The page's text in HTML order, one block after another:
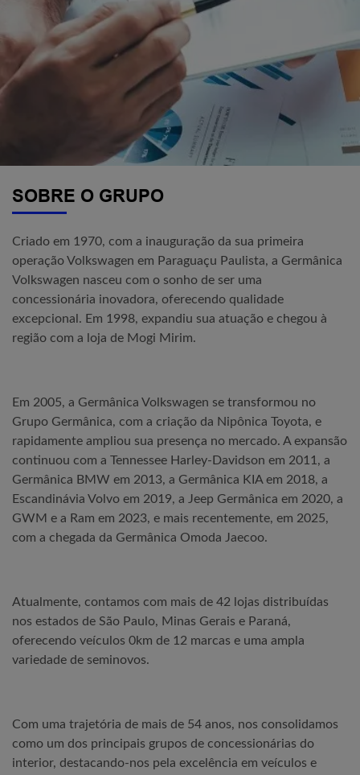
SOBRE O GRUPO
Criado em 1970, com a inauguração da sua primeira
operação Volkswagen em Paraguaçu Paulista, a Germânica
Volkswagen nasceu com o sonho de ser uma
concessionária inovadora, oferecendo qualidade
excepcional. Em 1998, expandiu sua atuação e chegou à
região com a loja de Mogi Mirim.
Em 2005, a Germânica Volkswagen se transformou no
Grupo Germânica, com a criação da Nipônica Toyota, e
rapidamente ampliou sua presença no mercado. A expansão
continuou com a Tennessee Harley-Davidson em 2011, a
Germânica BMW em 2013, a Germânica KIA em 2018, a
Escandinávia Volvo em 2019, a Jeep Germânica em 2020, a
GWM e a Ram em 2023, e mais recentemente, em 2025,
com a chegada da Germânica Omoda Jaecoo.
Atualmente, contamos com mais de 42 lojas distribuídas
nos estados de São Paulo, Minas Gerais e Paraná,
oferecendo veículos 0km de 12 marcas e uma ampla
variedade de seminovos.
Com uma trajetória de mais de 54 anos, nos consolidamos
como um dos principais grupos de concessionárias do
interior, destacando-nos pela excelência em veículos e